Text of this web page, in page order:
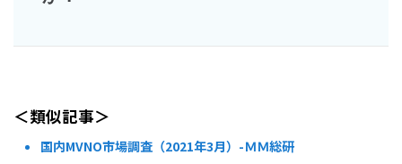
＜類似記事＞
国内MVNO市場調査（2021年3月）-ＭＭ総研